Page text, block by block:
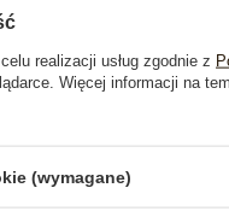
realizacji usług zgodnie z
Więcej informacji na
(wymagane)